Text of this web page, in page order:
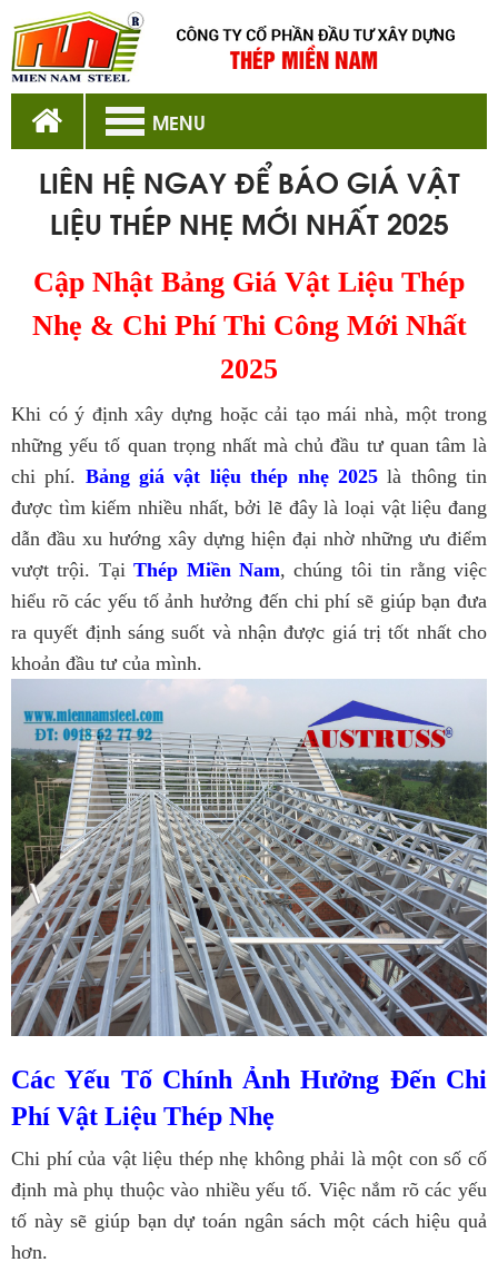
MENU
LIÊN HỆ NGAY ĐỂ BÁO GIÁ VẬT
LIỆU THÉP NHẸ MỚI NHẤT 2025
Cập Nhật Bảng Giá Vật Liệu Thép
Nhẹ & Chi Phí Thi Công Mới Nhất
2025
Khi có ý định xây dựng hoặc cải tạo mái nhà, một trong
những yếu tố quan trọng nhất mà chủ đầu tư quan tâm là
chi phí. Bảng giá vật liệu thép nhẹ 2025 là thông tin
được tìm kiếm nhiều nhất, bởi lẽ đây là loại vật liệu đang
dẫn đầu xu hướng xây dựng hiện đại nhờ những ưu điểm
vượt trội. TạiThép Miền Nam, chúng tôi tin rằng việc
hiểu rõ các yếu tố ảnh hưởng đến chi phí sẽ giúp bạn đưa
ra quyết định sáng suốt và nhận được giá trị tốt nhất cho
khoản đầu tư của mình.
Các Yếu Tố Chính Ảnh Hưởng Đến Chi
Phí Vật Liệu Thép Nhẹ
Chi phí của vật liệu thép nhẹ không phải là một con số cố
định mà phụ thuộc vào nhiều yếu tố. Việc nắm rõ các yếu
tố này sẽ giúp bạn dự toán ngân sách một cách hiệu quả
hơn.